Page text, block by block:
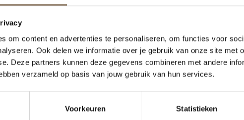
om content en advertenties te personaliseren, om functies voor
Ook delen we informatie over je gebruik van onze site met
Deze partners kunnen deze gegevens combineren met andere
verzameld op basis van jouw gebruik van hun services.
Voorkeuren Statistieken